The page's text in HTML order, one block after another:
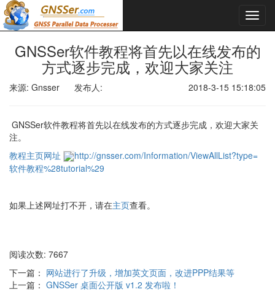
GNSSer软件教程将首先以在线发布的
方式逐步完成，欢迎大家关注
2018-3-15 15:18:05
来源: Gnsser 发布人:
GNSSer软件教程将首先以在线发布的方式逐步完成，欢迎大家关
注。
教程主页网址
http://gnsser.com/Information/ViewAllList?type=
软件教程%28tutorial%29
如果上述网址打不开，请在主页查看。
阅读次数: 7667
下一篇： 网站进行了升级，增加英文页面，改进PPP结果等
上一篇： GNSSer 桌面公开版 v1.2 发布啦！